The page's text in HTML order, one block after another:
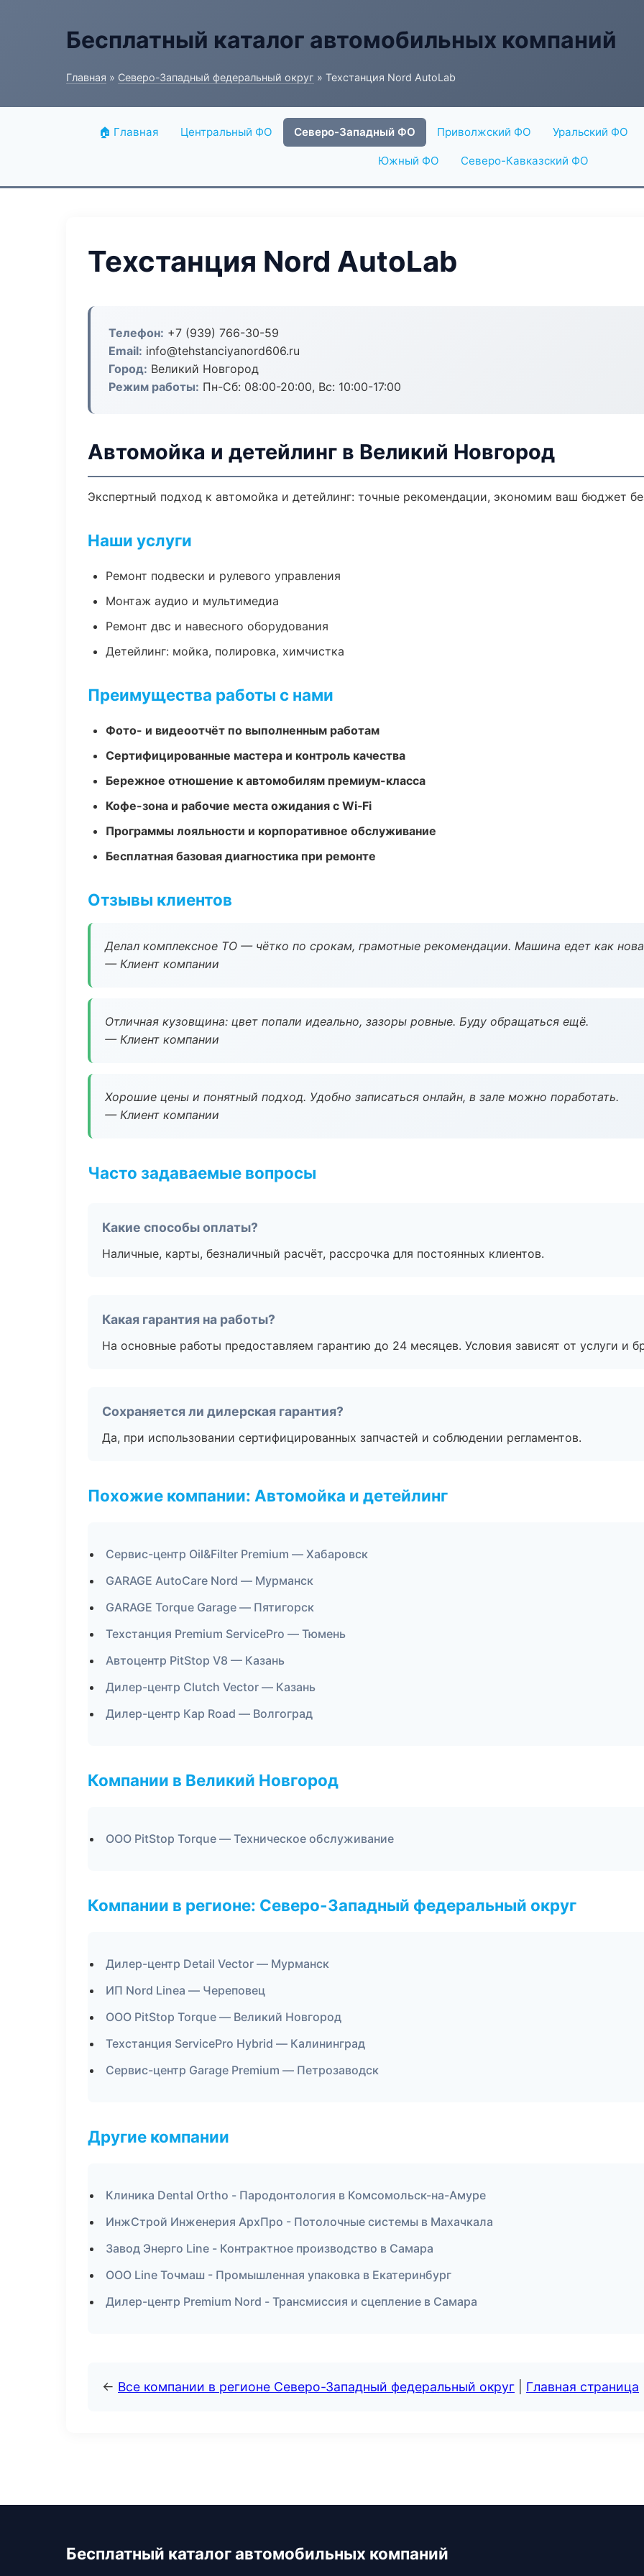
Бесплатный каталог автомобильных компаний
Главная » Северо-Западный федеральный округ » Техстанция Nord AutoLab
🏠 Главная Центральный ФО Северо-Западный ФО Приволжский ФО Уральский ФО
Южный ФО Северо-Кавказский ФО
Техстанция Nord AutoLab
Телефон: +7 (939) 766-30-59
Email: info@tehstanciyanord606.ru
Город: Великий Новгород
Режим работы: Пн-Сб: 08:00-20:00, Вс: 10:00-17:00
Автомойка и детейлинг в Великий Новгород
Экспертный подход к автомойка и детейлинг: точные рекомендации, экономим ваш бюджет
Наши услуги
Ремонт подвески и рулевого управления
Монтаж аудио и мультимедиа
Ремонт двс и навесного оборудования
Детейлинг: мойка, полировка, химчистка
Преимущества работы с нами
Фото- и видеоотчёт по выполненным работам
Сертифицированные мастера и контроль качества
Бережное отношение к автомобилям премиум-класса
Кофе-зона и рабочие места ожидания с Wi‑Fi
Программы лояльности и корпоративное обслуживание
Бесплатная базовая диагностика при ремонте
Отзывы клиентов
Делал комплексное ТО — чётко по срокам, грамотные рекомендации. Машина едет как
— Клиент компании
Отличная кузовщина: цвет попали идеально, зазоры ровные. Буду обращаться ещё.
— Клиент компании
Хорошие цены и понятный подход. Удобно записаться онлайн, в зале можно поработать.
— Клиент компании
Часто задаваемые вопросы
Какие способы оплаты?
Наличные, карты, безналичный расчёт, рассрочка для постоянных клиентов.
Какая гарантия на работы?
На основные работы предоставляем гарантию до 24 месяцев. Условия зависят от услуги и
Сохраняется ли дилерская гарантия?
Да, при использовании сертифицированных запчастей и соблюдении регламентов.
Похожие компании: Автомойка и детейлинг
Сервис-центр Oil&Filter Premium — Хабаровск
GARAGE AutoCare Nord — Мурманск
GARAGE Torque Garage — Пятигорск
Техстанция Premium ServicePro — Тюмень
Автоцентр PitStop V8 — Казань
Дилер-центр Clutch Vector — Казань
Дилер-центр Кар Road — Волгоград
Компании в Великий Новгород
ООО PitStop Torque — Техническое обслуживание
Компании в регионе: Северо-Западный федеральный округ
Дилер-центр Detail Vector — Мурманск
ИП Nord Linea — Череповец
ООО PitStop Torque — Великий Новгород
Техстанция ServicePro Hybrid — Калининград
Сервис-центр Garage Premium — Петрозаводск
Другие компании
Клиника Dental Ortho - Пародонтология в Комсомольск-на-Амуре
ИнжСтрой Инженерия АрхПро - Потолочные системы в Махачкала
Завод Энерго Line - Контрактное производство в Самара
ООО Line Точмаш - Промышленная упаковка в Екатеринбург
Дилер-центр Premium Nord - Трансмиссия и сцепление в Самара
← Все компании в регионе Северо-Западный федеральный округ Главная страница
Бесплатный каталог автомобильных компаний